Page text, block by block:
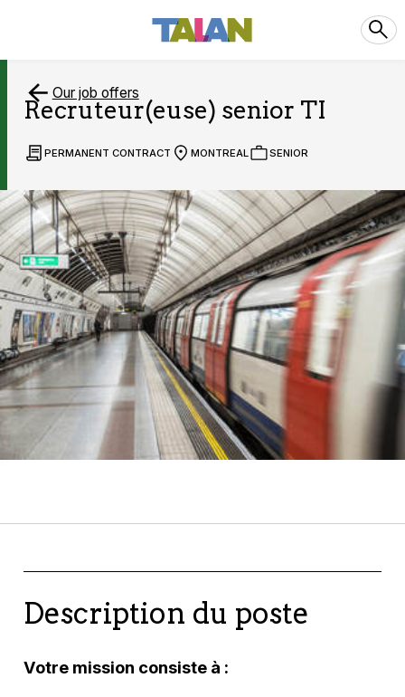
Our job offers
Recruteur(euse) senior TI
PERMANENT CONTRACT MONTREAL SENIOR
Description du poste
Votre mission consiste à :